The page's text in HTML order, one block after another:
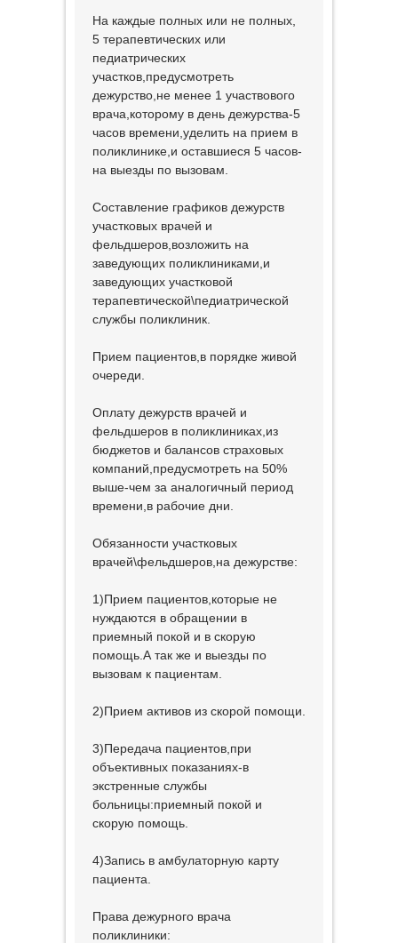
На каждые полных или не полных,
5 терапевтических или
педиатрических
участков,предусмотреть
дежурство,не менее 1 участвового
врача,которому в день дежурства-5
часов времени,уделить на прием в
поликлинике,и оставшиеся 5 часов-
на выезды по вызовам.
Составление графиков дежурств
участковых врачей и
фельдшеров,возложить на
заведующих поликлиниками,и
заведующих участковой
терапевтической\педиатрической
службы поликлиник.
Прием пациентов,в порядке живой
очереди.
Оплату дежурств врачей и
фельдшеров в поликлиниках,из
бюджетов и балансов страховых
компаний,предусмотреть на 50%
выше-чем за аналогичный период
времени,в рабочие дни.
Обязанности участковых
врачей\фельдшеров,на дежурстве:
1)Прием пациентов,которые не
нуждаются в обращении в
приемный покой и в скорую
помощь.А так же и выезды по
вызовам к пациентам.
2)Прием активов из скорой помощи.
3)Передача пациентов,при
объективных показаниях-в
экстренные службы
больницы:приемный покой и
скорую помощь.
4)Запись в амбулаторную карту
пациента.
Права дежурного врача
поликлиники: